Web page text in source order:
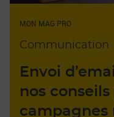
MON MAG PRO
Communication
Envoi
nos
campagnes